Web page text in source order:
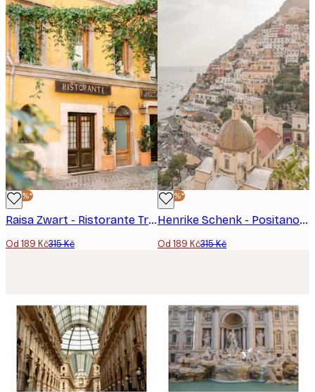
-40%*
Raisa Zwart - Ristorante Trastevere Rome plakát
Od 189 Kč315 Kč
-40%*
Henrike Schenk - Positano Blaženost Plakát
Od 189 Kč315 Kč